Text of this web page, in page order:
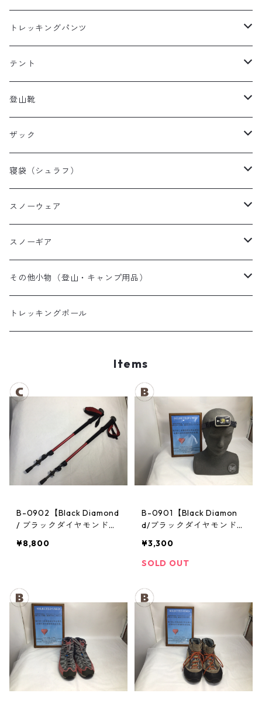
レディースレインウェア
キッズレインウェア
メンズ ダウン/フリース
レディース ダウン/フリース
キッズ ダウン/フリース
トレッキングパンツ
メンズトレッキングパンツ
レディーストレッキングパンツ
テント
キャンプテント
タープ
山岳テント
ツーリングテント
テントその他
登山靴
メンズ登山靴
レディース登山靴
キッズ登山靴
ザック
メンズザック
レディースザック
キッズザック
寝袋（シュラフ）
オールシーズンシュラフ
３シーズンシュラフ
夏用シュラフ
マット・その他
スノーウェア
メンズスノーウェア
レディーススノーウェア
キッズスノーウェア
スノーギア
スノーブーツ
スノーゴーグル
その他小物（登山・キャンプ用品）
帽子
トレッキングポール
Items
B-0902【Black Diamond
/ ブラックダイヤモンド】
イル
¥8,800
B-0901【Black Diamon
d/ブラックダイヤモンド】
¥3,300
SOLD OUT